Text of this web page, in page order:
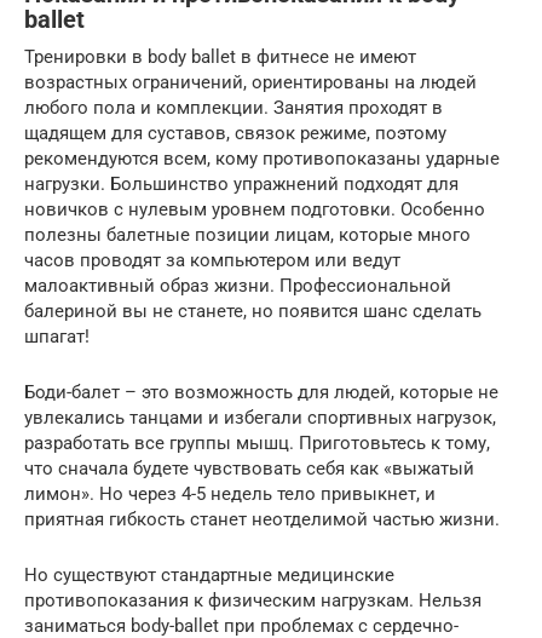
ballet
Тренировки в body ballet в фитнесе не имеют
возрастных ограничений, ориентированы на людей
любого пола и комплекции. Занятия проходят в
щадящем для суставов, связок режиме, поэтому
рекомендуются всем, кому противопоказаны ударные
нагрузки. Большинство упражнений подходят для
новичков с нулевым уровнем подготовки. Особенно
полезны балетные позиции лицам, которые много
часов проводят за компьютером или ведут
малоактивный образ жизни. Профессиональной
балериной вы не станете, но появится шанс сделать
шпагат!
Боди-балет – это возможность для людей, которые не
увлекались танцами и избегали спортивных нагрузок,
разработать все группы мышц. Приготовьтесь к тому,
что сначала будете чувствовать себя как «выжатый
лимон». Но через 4-5 недель тело привыкнет, и
приятная гибкость станет неотделимой частью жизни.
Но существуют стандартные медицинские
противопоказания к физическим нагрузкам. Нельзя
заниматься body-ballet при проблемах с сердечно-